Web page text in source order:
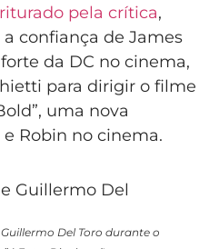
pela crítica,
confiança de James
da DC no cinema,
para dirigir o filme
uma nova
Robin no cinema.
Del Toro durante o